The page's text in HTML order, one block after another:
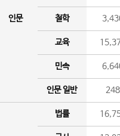
인문 철학
교육
민속
인문 일반 248
법률